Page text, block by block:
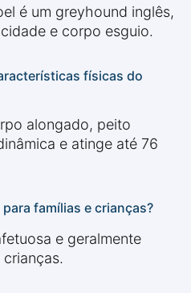
é um greyhound inglês,
e corpo esguio.
físicas do
alongado, peito
e atinge até 76
famílias e crianças?
e geralmente